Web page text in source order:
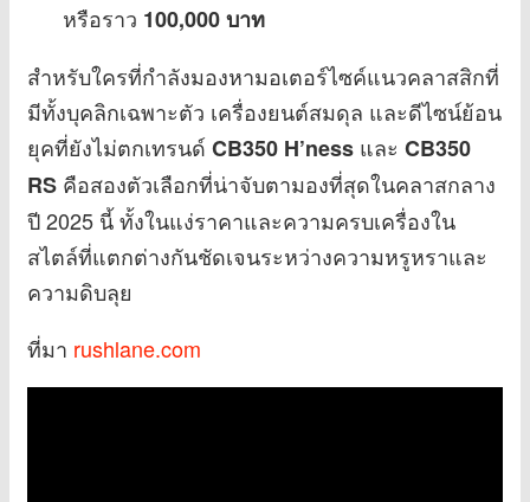
หรือราว 100,000 บาท
สำหรับใครที่กำลังมองหามอเตอร์ไซค์แนวคลาสสิกที่
มีทั้งบุคลิกเฉพาะตัว เครื่องยนต์สมดุล และดีไซน์ย้อน
ยุคที่ยังไม่ตกเทรนด์CB350 H’ness และ CB350
RS คือสองตัวเลือกที่น่าจับตามองที่สุดในคลาสกลาง
ปี 2025 นี้ ทั้งในแง่ราคาและความครบเครื่องใน
สไตล์ที่แตกต่างกันชัดเจนระหว่างความหรูหราและ
ความดิบลุย
ที่มา rushlane.com